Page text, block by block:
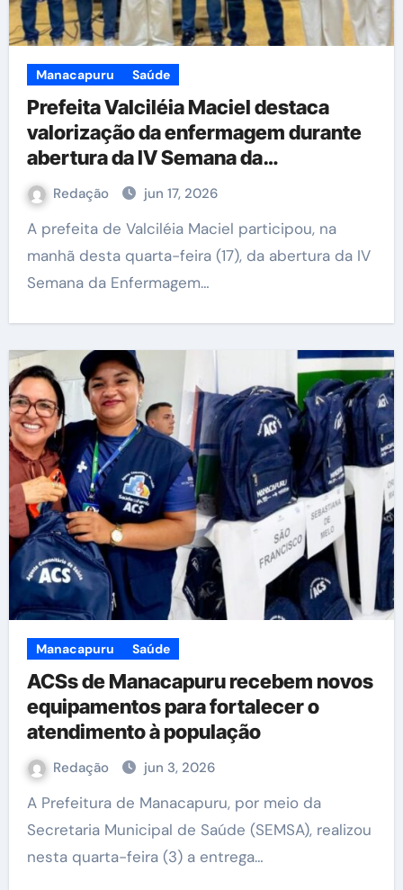
Manacapuru Saúde
Prefeita Valciléia Maciel destaca
valorização da enfermagem durante
abertura da IV Semana da
Enfermagem em Manacapuru
Redação jun 17, 2026
A prefeita de Valciléia Maciel participou, na
manhã desta quarta-feira (17), da abertura da IV
Semana da Enfermagem…
Manacapuru Saúde
ACSs de Manacapuru recebem novos
equipamentos para fortalecer o
atendimento à população
Redação jun 3, 2026
A Prefeitura de Manacapuru, por meio da
Secretaria Municipal de Saúde (SEMSA), realizou
nesta quarta-feira (3) a entrega…